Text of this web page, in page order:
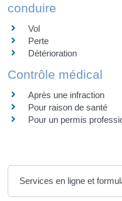
conduire
Vol
Perte
Détérioration
Contrôle médical
Après une infraction
Pour raison de santé
Pour un permis
Services en ligne et